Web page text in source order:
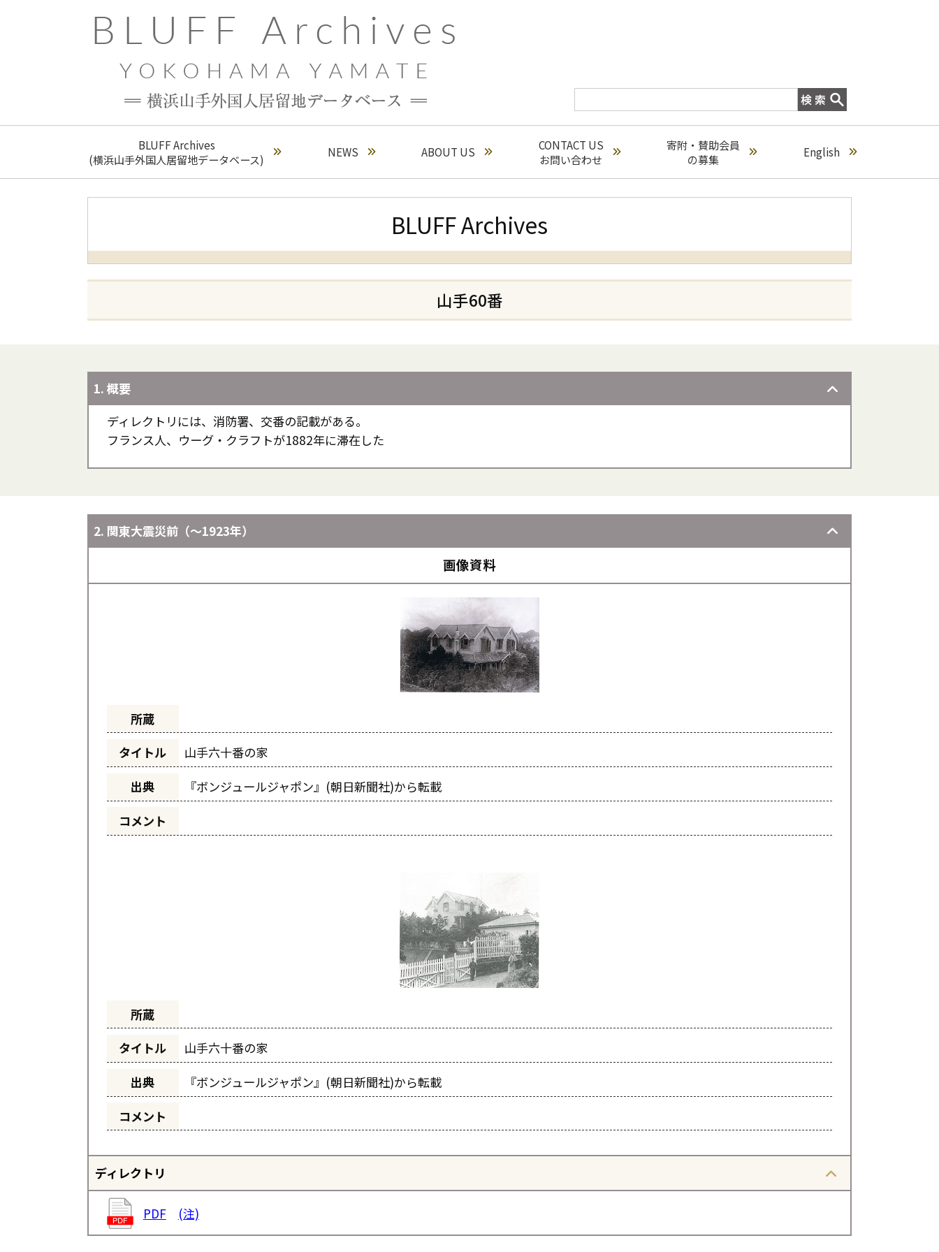
BLUFF Archives
(横浜山手外国人居留地データベース)
NEWS ABOUT US
CONTACT US
お問い合わせ
寄附・賛助会員
の募集
English
BLUFF Archives
山手60番
1. 概要
ディレクトリには、消防署、交番の記載がある。
フランス人、ウーグ・クラフトが1882年に滞在した
2. 関東大震災前（～1923年）
画像資料
所蔵
タイトル
山手六十番の家
出典
『ボンジュールジャポン』(朝日新聞社)から転載
コメント
所蔵
タイトル
山手六十番の家
出典
『ボンジュールジャポン』(朝日新聞社)から転載
コメント
ディレクトリ
PDF (注)